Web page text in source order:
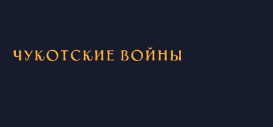
Чукотские войны